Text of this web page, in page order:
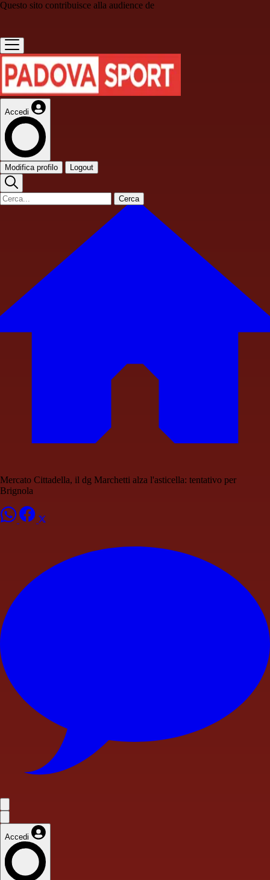
Questo sito contribuisce alla audience de
Accedi
Modifica profilo Logout
Cerca
Mercato Cittadella, il dg Marchetti alza l'asticella: tentativo per
Brignola
Accedi